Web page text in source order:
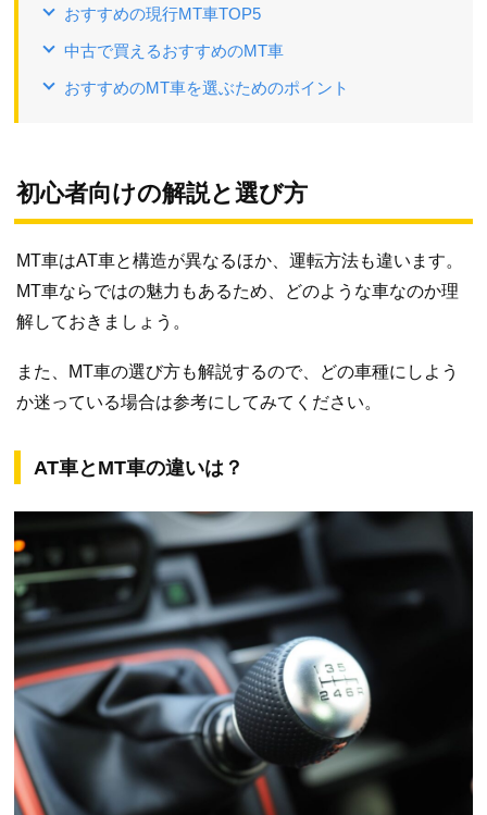
おすすめの現行MT車TOP5
中古で買えるおすすめのMT車
おすすめのMT車を選ぶためのポイント
初心者向けの解説と選び方
MT車はAT車と構造が異なるほか、運転方法も違います。
MT車ならではの魅力もあるため、どのような車なのか理
解しておきましょう。
また、MT車の選び方も解説するので、どの車種にしよう
か迷っている場合は参考にしてみてください。
AT車とMT車の違いは？